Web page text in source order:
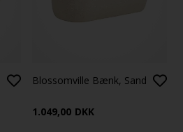
Blossomville Bænk, Sand
1.049,00 DKK